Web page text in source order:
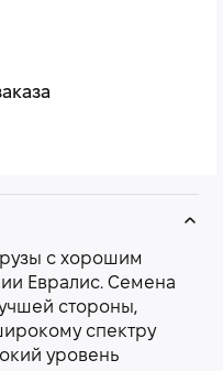
с хорошим
Евралис. Семена
стороны,
спектру
уровень